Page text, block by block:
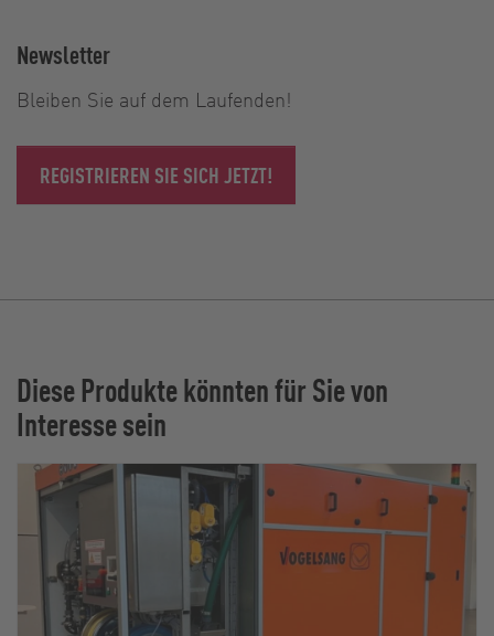
Newsletter
Bleiben Sie auf dem Laufenden!
REGISTRIEREN SIE SICH JETZT!
Diese Produkte könnten für Sie von
Interesse sein